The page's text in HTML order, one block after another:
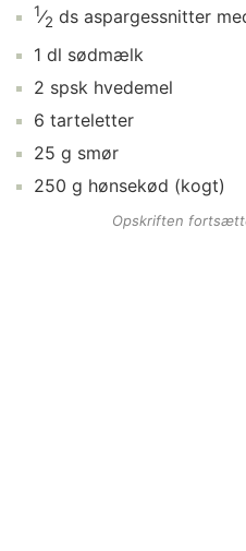
1⁄2 ds aspargessnitter
1 dl sødmælk
2 spsk hvedemel
6 tarteletter
25 g smør
250 g hønsekød (kogt)
Opskriften